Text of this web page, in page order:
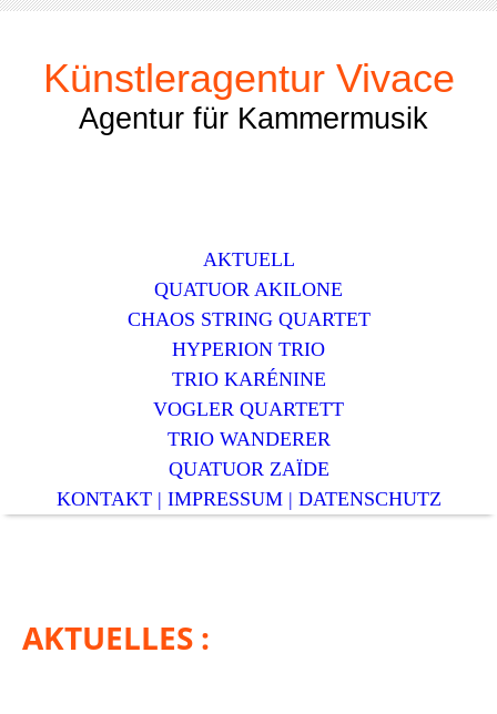
Künstleragentur Vivace
Agentur für Kammermusik
AKTUELL
QUATUOR AKILONE
CHAOS STRING QUARTET
HYPERION TRIO
TRIO KARÉNINE
VOGLER QUARTETT
TRIO WANDERER
QUATUOR ZAЇDE
KONTAKT | IMPRESSUM | DATENSCHUTZ
AKTUELLES :